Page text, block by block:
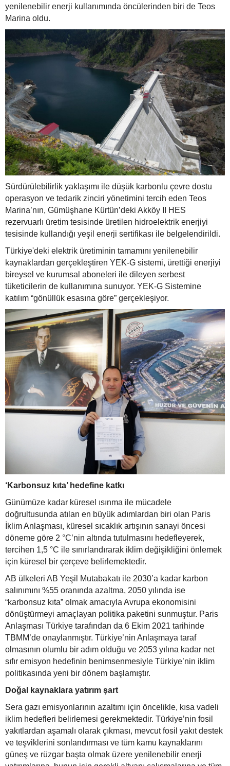
yenilenebilir enerji kullanımında öncülerinden biri de Teos
Marina oldu.
Sürdürülebilirlik yaklaşımı ile düşük karbonlu çevre dostu
operasyon ve tedarik zinciri yönetimini tercih eden Teos
Marina’nın, Gümüşhane Kürtün’deki Akköy II HES
rezervuarlı üretim tesisinde üretilen hidroelektrik enerjiyi
tesisinde kullandığı yeşil enerji sertifikası ile belgelendirildi.
Türkiye'deki elektrik üretiminin tamamını yenilenebilir
kaynaklardan gerçekleştiren YEK-G sistemi, ürettiği enerjiyi
bireysel ve kurumsal aboneleri ile dileyen serbest
tüketicilerin de kullanımına sunuyor. YEK-G Sistemine
katılım “gönüllük esasına göre” gerçekleşiyor.
‘Karbonsuz kıta’ hedefine katkı
Günümüze kadar küresel ısınma ile mücadele
doğrultusunda atılan en büyük adımlardan biri olan Paris
İklim Anlaşması, küresel sıcaklık artışının sanayi öncesi
döneme göre 2 °C’nin altında tutulmasını hedefleyerek,
tercihen 1,5 °C ile sınırlandırarak iklim değişikliğini önlemek
için küresel bir çerçeve belirlemektedir.
AB ülkeleri AB Yeşil Mutabakatı ile 2030’a kadar karbon
salınımını %55 oranında azaltma, 2050 yılında ise
“karbonsuz kıta” olmak amacıyla Avrupa ekonomisini
dönüştürmeyi amaçlayan politika paketini sunmuştur. Paris
Anlaşması Türkiye tarafından da 6 Ekim 2021 tarihinde
TBMM’de onaylanmıştır. Türkiye’nin Anlaşmaya taraf
olmasının olumlu bir adım olduğu ve 2053 yılına kadar net
sıfır emisyon hedefinin benimsenmesiyle Türkiye’nin iklim
politikasında yeni bir dönem başlamıştır.
Doğal kaynaklara yatırım şart
Sera gazı emisyonlarının azaltımı için öncelikle, kısa vadeli
iklim hedefleri belirlemesi gerekmektedir. Türkiye’nin fosil
yakıtlardan aşamalı olarak çıkması, mevcut fosil yakıt destek
ve teşviklerini sonlandırması ve tüm kamu kaynaklarını
güneş ve rüzgar başta olmak üzere yenilenebilir enerji